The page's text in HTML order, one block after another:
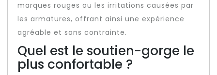
marques rouges ou les irritations causées par
les armatures, offrant ainsi une expérience
agréable et sans contrainte.
Quel est le soutien-gorge le
plus confortable ?